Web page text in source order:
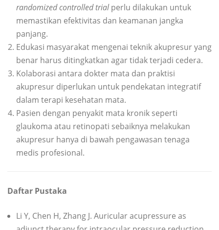
randomized controlled trialperlu dilakukan untuk
memastikan efektivitas dan keamanan jangka
panjang.
Edukasi masyarakat mengenai teknik akupresur yang
benar harus ditingkatkan agar tidak terjadi cedera.
Kolaborasi antara dokter mata dan praktisi
akupresur diperlukan untuk pendekatan integratif
dalam terapi kesehatan mata.
Pasien dengan penyakit mata kronik seperti
glaukoma atau retinopati sebaiknya melakukan
akupresur hanya di bawah pengawasan tenaga
medis profesional.
Daftar Pustaka
Li Y, Chen H, Zhang J. Auricular acupressure as